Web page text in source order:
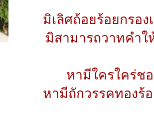
มิเลิศถ้อยร้อยกรอ
มิสามารถวาทคำ
หามีใครใคร่ช
หามีถักวรรคทองร้